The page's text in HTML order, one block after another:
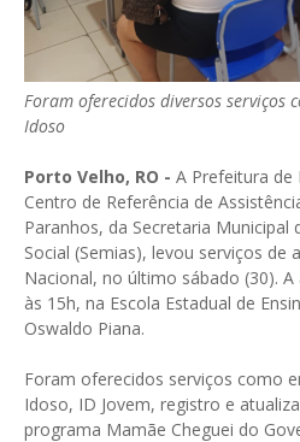
Foram oferecidos diversos serviços
Idoso
Porto Velho, RO - A Prefeitura
Centro de Referência de
Paranhos, da Secretaria Municipal
Social (Semias), levou serviços de
Nacional, no último sábado (30).
às 15h, na Escola Estadual de
Oswaldo Piana.
Foram oferecidos serviços como
Idoso, ID Jovem, registro e
programa Mamãe Cheguei do